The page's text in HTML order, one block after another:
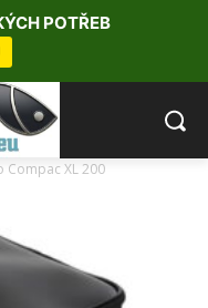
Compac XL 200
POTŘEB